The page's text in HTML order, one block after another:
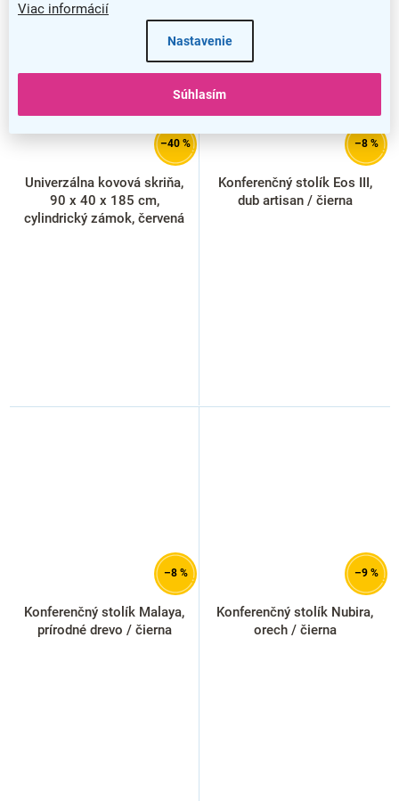
Viac informácií
Nastavenie
Súhlasím
–40 %
Univerzálna kovová skriňa,
90 x 40 x 185 cm,
cylindrický zámok, červená
–8 %
Konferenčný stolík Eos III,
dub artisan / čierna
–8 %
Konferenčný stolík Malaya,
prírodné drevo / čierna
–9 %
Konferenčný stolík Nubira,
orech / čierna